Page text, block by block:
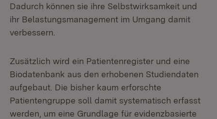
Dadurch können sie ihre Selbstwirksamkeit und
ihr Belastungsmanagement im Umgang damit
verbessern.
Zusätzlich wird ein Patientenregister und eine
Biodatenbank aus den erhobenen Studiendaten
aufgebaut. Die bisher kaum erforschte
Patientengruppe soll damit systematisch erfasst
werden, um eine Grundlage für evidenzbasierte